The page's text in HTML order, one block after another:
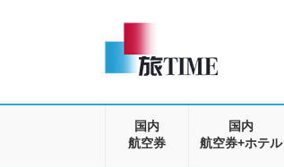
に
ョ
国内
航空券
国内
航空券+ホテル